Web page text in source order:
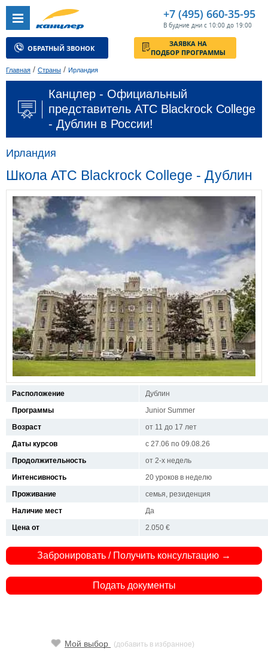
+7 (495) 660-35-95
В будние дни с 10:00 до 19:00
ОБРАТНЫЙ ЗВОНОК
ЗАЯВКА НА
ПОДБОР ПРОГРАММЫ
Главная / Страны / Ирландия
Канцлер - Официальный
представитель ATC Blackrock College
- Дублин в России!
Ирландия
Школа ATC Blackrock College - Дублин
Расположение
Дублин
Программы
Junior Summer
Возраст
от 11 до 17 лет
Даты курсов
с 27.06 по 09.08.26
Продолжительность
от 2-х недель
Интенсивность
20 уроков в неделю
Проживание
семья, резиденция
Наличие мест
Да
Цена от
2.050 €
Забронировать / Получить консультацию →
Подать документы
Мой выбор (добавить в избранное)